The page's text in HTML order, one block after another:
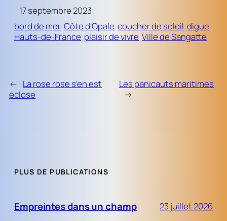
17 septembre 2023
bord de mer Côte d’Opale coucher de soleil digue
Hauts-de-France plaisir de vivre Ville de Sangatte
← La rose rose s’en est
éclose
Les panicauts maritimes
→
PLUS DE PUBLICATIONS
Empreintes dans un champ 23 juillet 2026